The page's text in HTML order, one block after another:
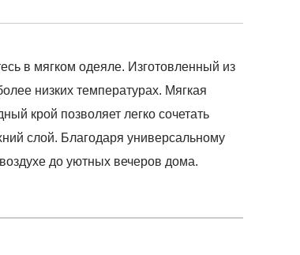
в мягком одеяле. Изготовленный из
низких температурах. Мягкая
крой позволяет легко сочетать
слой. Благодаря универсальному
до уютных вечеров дома.